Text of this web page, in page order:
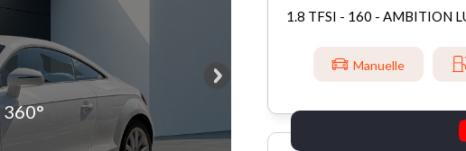
1.8 TFSI - 160 - AMBITION
Manuelle